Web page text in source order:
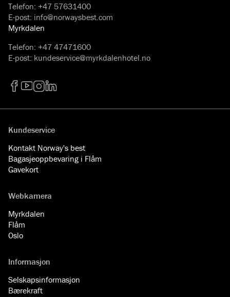
Telefon: +47 57631400
E-post: info@norwaysbest.com
Myrkdalen
Telefon: +47 47471600
E-post: kundeservice@myrkdalenhotel.no
Kundeservice
Kontakt Norway's best
Bagasjeoppbevaring i Flåm
Gavekort
Webkamera
Myrkdalen
Flåm
Oslo
Informasjon
Selskapsinformasjon
Bærekraft